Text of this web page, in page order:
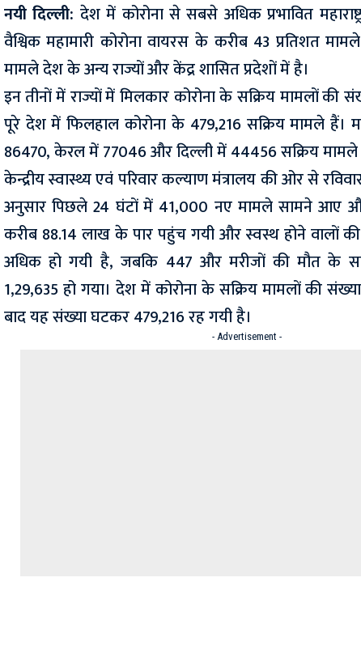
नयी दिल्ली: देश में कोरोना से सबसे अधिक प्रभावित
वैश्विक महामारी कोरोना वायरस के करीब 43 प्रतिशत
मामले देश के अन्य राज्यों और केंद्र शासित प्रदेशों में है।
इन तीनों में राज्यों में मिलकारकोरोना के सक्रिय मामलों की
पूरे देश में फिलहाल कोरोना के 479,216 सक्रिय मामले हैं।
86470, केरल में 77046 और दिल्ली में 44456 सक्रिय मामले
केन्द्रीय स्वास्थ्य एवं परिवार कल्याण मंत्रालय की ओर से
अनुसार पिछले 24 घंटों में 41,000 नए मामले सामने आए
करीब 88.14 लाख के पार पहुंच गयी और स्वस्थ होने वालों
अधिक हो गयी है, जबकि 447 और मरीजों की मौत के
1,29,635 हो गया। देश में कोरोना के सक्रिय मामलों की
बाद यह संख्या घटकर 479,216 रह गयी है।
- Advertisement -